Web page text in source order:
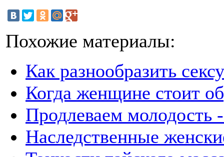
Похожие материалы:
Как разнообразить
Когда женщине стоит
Продлеваем молодость
Наследственные